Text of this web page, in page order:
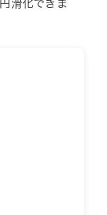
滑化できま